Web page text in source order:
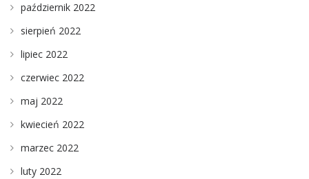
październik 2022
sierpień 2022
lipiec 2022
czerwiec 2022
maj 2022
kwiecień 2022
marzec 2022
luty 2022